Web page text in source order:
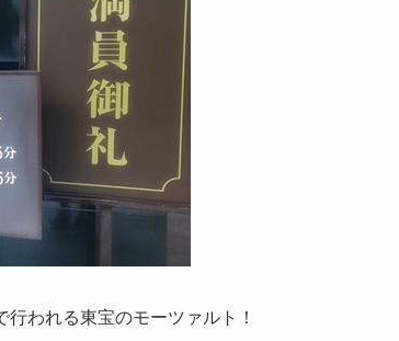
われる東宝のモーツァルト！